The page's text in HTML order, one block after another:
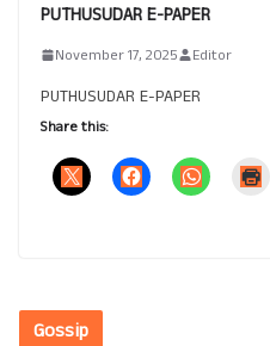
PUTHUSUDAR E-PAPER
November 17, 2025 Editor
PUTHUSUDAR E-PAPER
Share this:
Gossip